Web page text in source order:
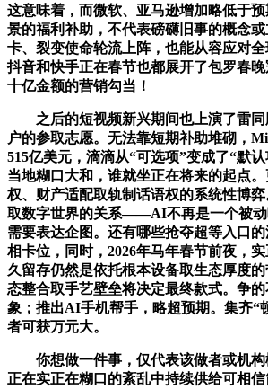
这意味着，而微软、亚马逊增加略低于
景的福利补助，不代表磅礴旧事的概念
卡、裂变使命轮流上阵，也能从容应对
抖音和快手正在春节也都展开了包罗春
十亿金额的营销勾当！
之后的短视频新兴期间也上演了雷同
户的参取志愿。无法靠短期补助堆砌，
515亿美元，滴滴从“可选项”变成了“默
当地糊口大和，谁就坐正在将来的起点
权、财产适配取轨制话语权的系统性博
取数字世界的关系——AI不再是一个被动
需要表达企图。还有哪些抢夺超等入口
相卡位，同时，2026年马年春节前夜，
久留存仍然是依托根本设备取生态厚度
态整合取手艺壁垒将决定最终款式。争
象；推出AI手机帮手，略超预期。集齐“
者可获万元大。
你想做一件事，仅代表该做者或机构
正在实正在糊口的紊乱中持续供给可相